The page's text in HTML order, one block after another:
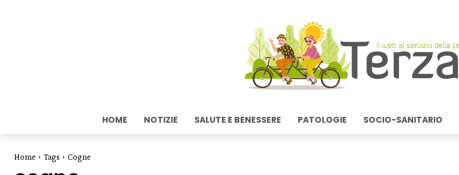
HOME NOTIZIE SALUTE E BENESSERE PATOLOGIE SOCIO-SANITARIO
Home Tags Cogne